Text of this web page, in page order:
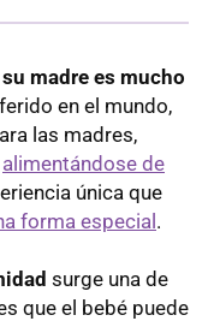
madre es mucho
en el mundo,
las madres,
alimentándose de
única que
forma especial.
surge una de
que el bebé puede